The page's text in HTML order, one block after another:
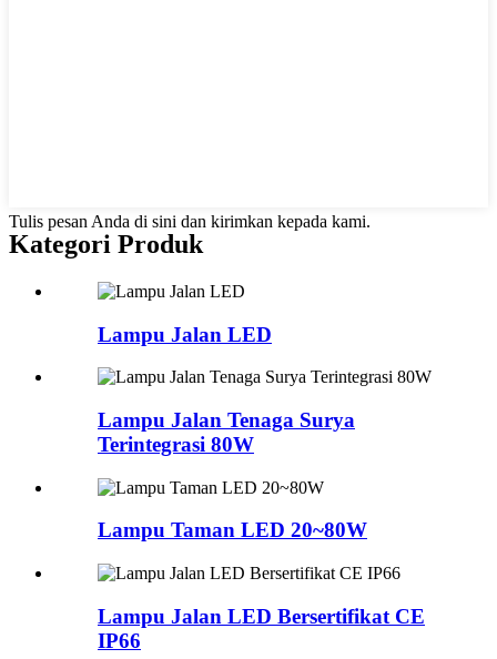
Tulis pesan Anda di sini dan kirimkan kepada kami.
Kategori Produk
Lampu Jalan LED
Lampu Jalan Tenaga Surya
Terintegrasi 80W
Lampu Taman LED 20~80W
Lampu Jalan LED Bersertifikat CE
IP66